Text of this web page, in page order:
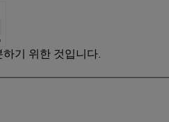
기 위한 것입니다.